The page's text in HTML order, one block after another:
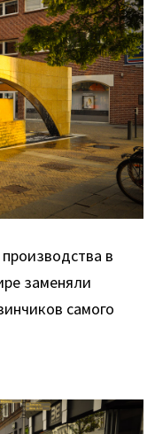
в
заменяли
самого